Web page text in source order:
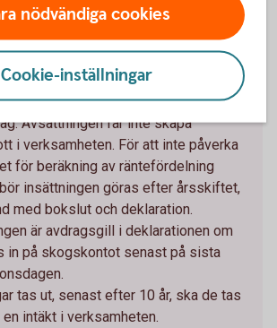
är 5 000 kr. Maximalt får
uppgå till 60 procent av likviderna
och 40 procent av
och värdet av egna
Avsättningen får inte skapa
i verksamheten. För att inte påverka
för beräkning av räntefördelning
insättningen göras efter årsskiftet,
med bokslut och deklaration.
är avdragsgill i deklarationen om
in på skogskontot senast på sista
tas ut, senast efter 10 år, ska de tas
intäkt i verksamheten.
nödvändiga cookies
Cookie-inställningar